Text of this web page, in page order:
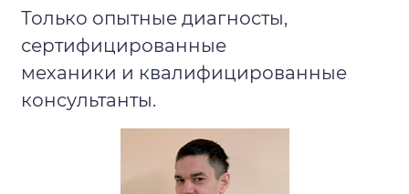
Только опытные диагносты,
сертифицированные
механики и квалифицированные
консультанты.